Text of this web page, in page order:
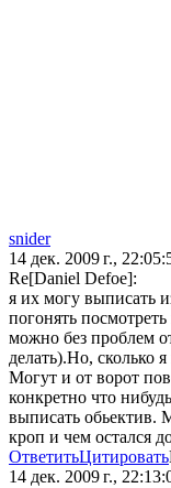
snider
14 дек. 2009 г.,
Re[Daniel Defoe]:
я их могу выписать
погонять
можно без проблем
делать).Но, сколько
Могут и от ворот
конкретно что
выписать обьектив.
кроп и чем остался
ОтветитьЦитировать
14 дек. 2009 г.,